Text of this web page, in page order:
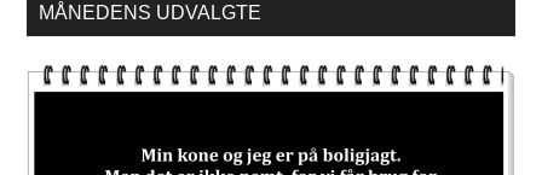
MÅNEDENS UDVALGTE